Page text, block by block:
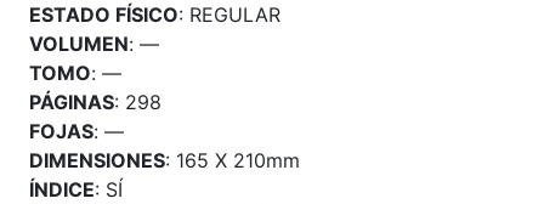
ESTADO FÍSICO: REGULAR
VOLUMEN: —
TOMO: —
PÁGINAS: 298
FOJAS: —
DIMENSIONES: 165 X 210mm
ÍNDICE: SÍ